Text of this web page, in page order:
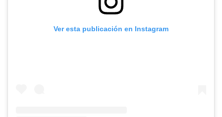
Ver esta publicación en Instagram